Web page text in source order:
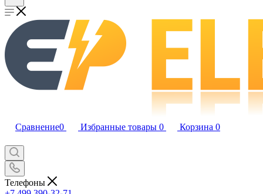
Сравнение0 Избранные товары 0 Корзина 0
Телефоны